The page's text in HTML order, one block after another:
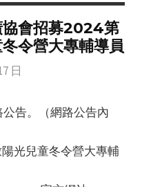
協會招募2024第
令營大專輔導員
日
告。（網路公告內
光兒童冬令營大專輔